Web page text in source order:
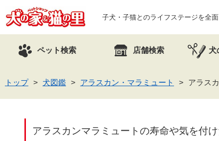
子犬・子猫とのライフステージを全
ペット検索 店舗検索 犬
トップ 犬図鑑 アラスカン・マラミュート アラス
アラスカンマラミュートの寿命や気を付